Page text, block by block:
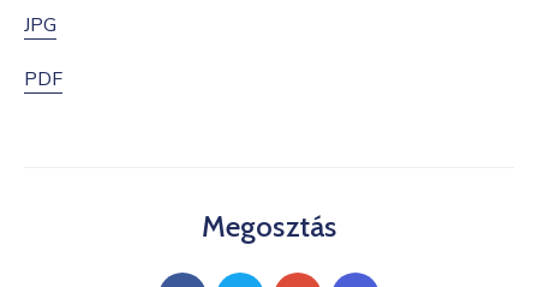
Kultúra
Keresés
JPG
PDF
Megosztás